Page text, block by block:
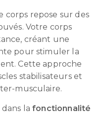
corps repose sur des
Votre corps
créant une
pour stimuler la
Cette approche
stabilisateurs et
musculaire.
dans lafonctionnalité